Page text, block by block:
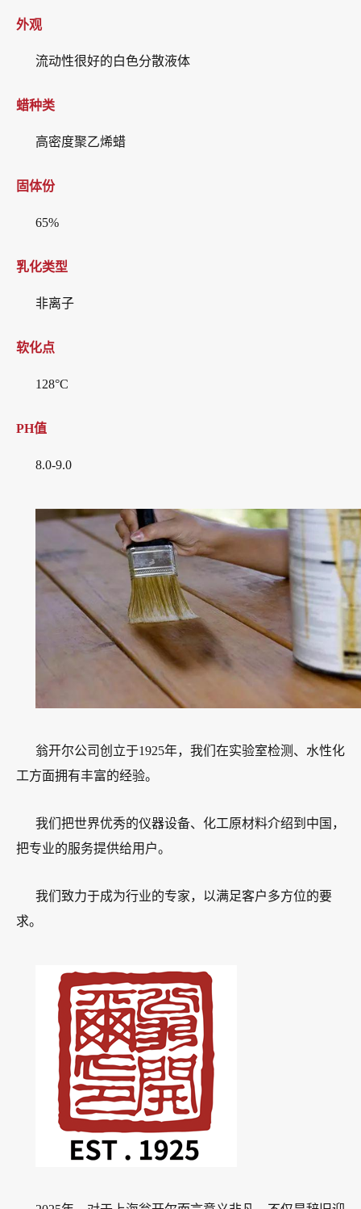
外观
流动性很好的白色分散液体
蜡种类
高密度聚乙烯蜡
固体份
65%
乳化类型
非离子
软化点
128°C
PH值
8.0-9.0
翁开尔公司创立于1925年，我们在实验室检测、水性化
工方面拥有丰富的经验。
我们把世界优秀的仪器设备、化工原材料介绍到中国，
把专业的服务提供给用户。
我们致力于成为行业的专家，以满足客户多方位的要
求。